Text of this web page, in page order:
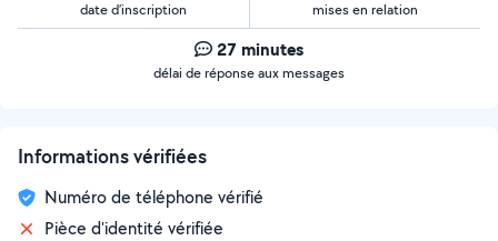
date d’inscription mises en relation
27 minutes
délai de réponse aux messages
Informations vérifiées
Numéro de téléphone vérifié
Pièce d'identité vérifiée